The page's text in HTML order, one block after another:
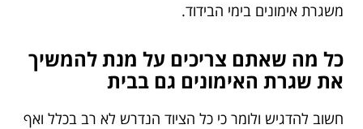
משגרת אימונים בימי הבידוד.
כל מה שאתם צריכים על מנת להמשיך
את שגרת האימונים גם בבית
חשוב להדגיש ולומר כי כל הציוד הנדרש לא רב בכלל ואף